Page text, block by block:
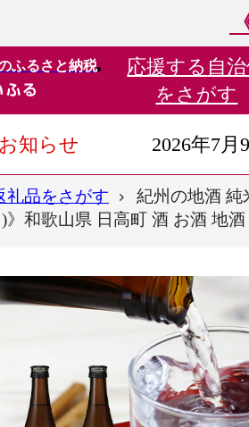
ふるさと納税 応援する 自
をさがす
知らせ 2026年7月
礼品をさがす
紀州の地酒 純
》和歌山県 日高町 酒 お酒 地酒